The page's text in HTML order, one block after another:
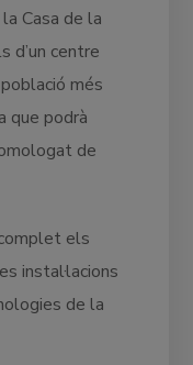
Casa de la
d’un centre
més
que podrà
de
els
instal·lacions
de la